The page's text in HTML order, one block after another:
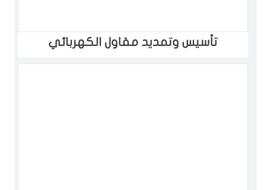
تأسيس وتمديد مقاول الكهربائي